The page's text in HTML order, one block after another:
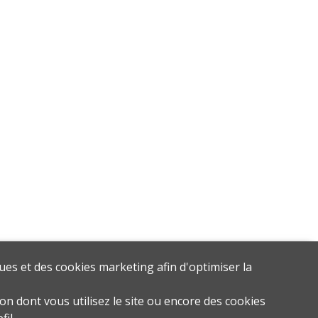
et des cookies marketing afin d'optimiser la
dont vous utilisez le site ou encore des cookies